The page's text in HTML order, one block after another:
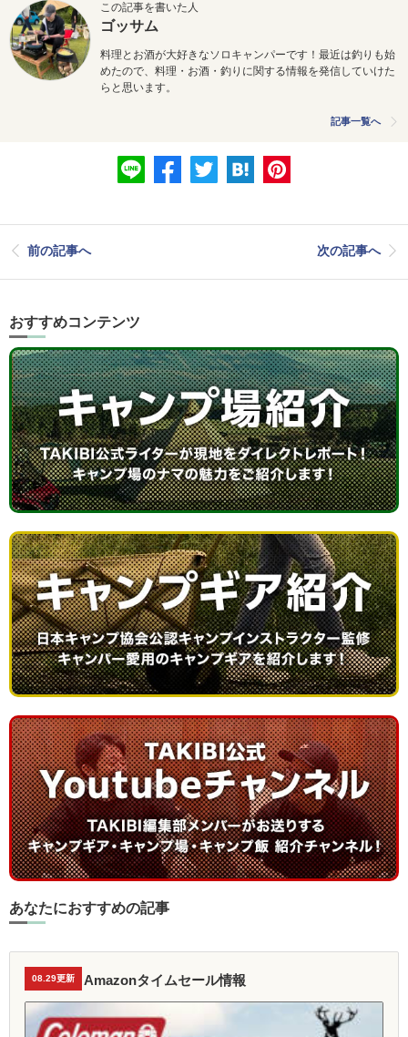
この記事を書いた人
ゴッサム
料理とお酒が大好きなソロキャンパーです！最近は釣りも始
めたので、料理・お酒・釣りに関する情報を発信していけた
らと思います。
記事一覧へ
前の記事へ 次の記事へ
おすすめコンテンツ
あなたにおすすめの記事
08.29更新 Amazonタイムセール情報